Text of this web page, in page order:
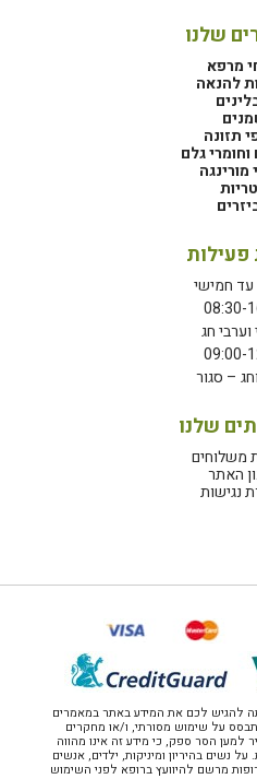
שלנו
מרפא
להנאה
תזונה
וחומרי גלם
מורינגה
עד חמישי
08:30-
חג
09:00-
– סגור
שלנו
משלוחים
האתר
נגישות
להגיש לכם את המידע באתר במאמרים
על שימוש מסורתי, ו/או מחקרים
למען הסר ספק, כי מידע זה אינו מהווה
נשים בהיריון ומיניקות, ילדים, אנשים
מרשם להיוועץ ברופא לפני השימוש